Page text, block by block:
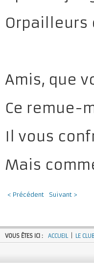
Orpailleurs
Amis, que
Ce remue-
Il vous
Mais
< Précédent Suivant >
VOUS ÊTES ICI : ACCUEIL LE CLUB